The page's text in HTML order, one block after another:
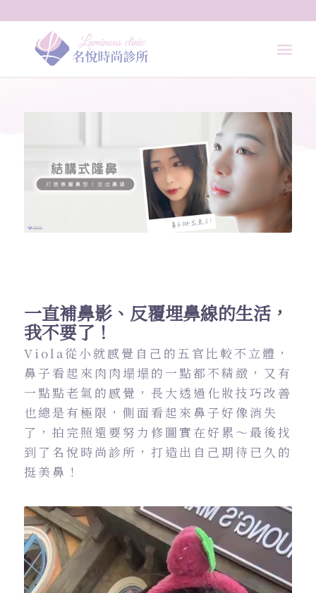
一直補鼻影、反覆埋鼻線的生活，
我不要了！
Viola從小就感覺自己的五官比較不立體，
鼻子看起來肉肉塌塌的一點都不精緻，又有
一點點老氣的感覺，長大透過化妝技巧改善
也總是有極限，側面看起來鼻子好像消失
了，拍完照還要努力修圖實在好累～最後找
到了名悅時尚診所，打造出自己期待已久的
挺美鼻！